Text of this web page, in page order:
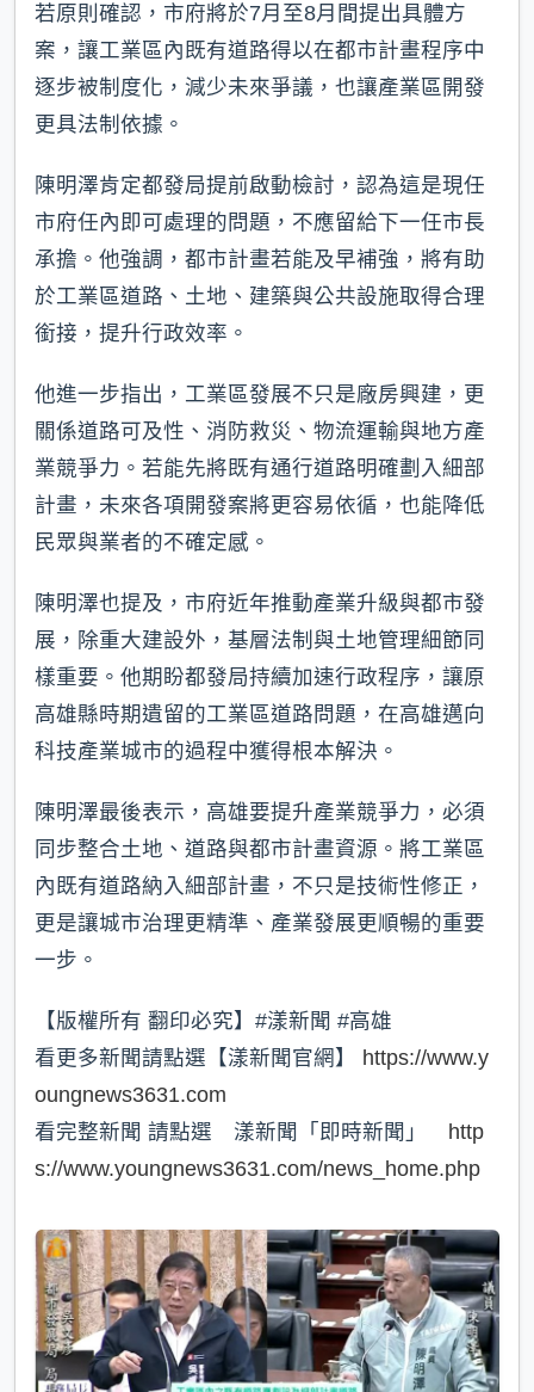
若原則確認，市府將於7月至8月間提出具體方
案，讓工業區內既有道路得以在都市計畫程序中
逐步被制度化，減少未來爭議，也讓產業區開發
更具法制依據。
陳明澤肯定都發局提前啟動檢討，認為這是現任
市府任內即可處理的問題，不應留給下一任市長
承擔。他強調，都市計畫若能及早補強，將有助
於工業區道路、土地、建築與公共設施取得合理
銜接，提升行政效率。
他進一步指出，工業區發展不只是廠房興建，更
關係道路可及性、消防救災、物流運輸與地方產
業競爭力。若能先將既有通行道路明確劃入細部
計畫，未來各項開發案將更容易依循，也能降低
民眾與業者的不確定感。
陳明澤也提及，市府近年推動產業升級與都市發
展，除重大建設外，基層法制與土地管理細節同
樣重要。他期盼都發局持續加速行政程序，讓原
高雄縣時期遺留的工業區道路問題，在高雄邁向
科技產業城市的過程中獲得根本解決。
陳明澤最後表示，高雄要提升產業競爭力，必須
同步整合土地、道路與都市計畫資源。將工業區
內既有道路納入細部計畫，不只是技術性修正，
更是讓城市治理更精準、產業發展更順暢的重要
一步。
【版權所有 翻印必究】#漾新聞 #高雄
看更多新聞請點選【漾新聞官網】 https://www.y
oungnews3631.com
看完整新聞 請點選 漾新聞「即時新聞」 http
s://www.youngnews3631.com/news_home.php